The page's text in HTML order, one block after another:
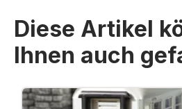
Diese Artikel
Ihnen auch
Produktgalerie überspringen